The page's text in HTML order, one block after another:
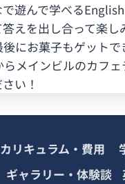
で遊んで学べる
えを出し合って楽し
にお菓子もゲットで
メインビルのカフ
い！
カリキュラム・費用
ギャラリー・体験談